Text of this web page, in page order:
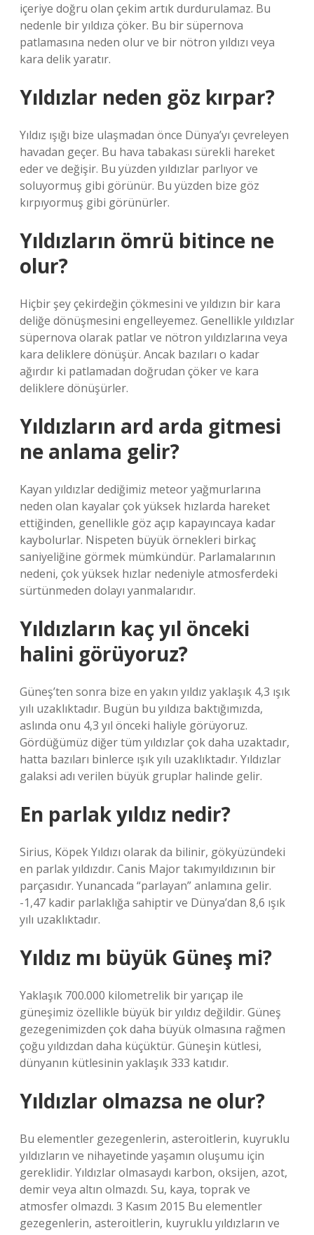
içeriye doğru olan çekim artık durdurulamaz. Bu
nedenle bir yıldıza çöker. Bu bir süpernova
patlamasına neden olur ve bir nötron yıldızı veya
kara delik yaratır.
Yıldızlar neden göz kırpar?
Yıldız ışığı bize ulaşmadan önce Dünya’yı çevreleyen
havadan geçer. Bu hava tabakası sürekli hareket
eder ve değişir. Bu yüzden yıldızlar parlıyor ve
soluyormuş gibi görünür. Bu yüzden bize göz
kırpıyormuş gibi görünürler.
Yıldızların ömrü bitince ne
olur?
Hiçbir şey çekirdeğin çökmesini ve yıldızın bir kara
deliğe dönüşmesini engelleyemez. Genellikle yıldızlar
süpernova olarak patlar ve nötron yıldızlarına veya
kara deliklere dönüşür. Ancak bazıları o kadar
ağırdır ki patlamadan doğrudan çöker ve kara
deliklere dönüşürler.
Yıldızların ard arda gitmesi
ne anlama gelir?
Kayan yıldızlar dediğimiz meteor yağmurlarına
neden olan kayalar çok yüksek hızlarda hareket
ettiğinden, genellikle göz açıp kapayıncaya kadar
kaybolurlar. Nispeten büyük örnekleri birkaç
saniyeliğine görmek mümkündür. Parlamalarının
nedeni, çok yüksek hızlar nedeniyle atmosferdeki
sürtünmeden dolayı yanmalarıdır.
Yıldızların kaç yıl önceki
halini görüyoruz?
Güneş’ten sonra bize en yakın yıldız yaklaşık 4,3 ışık
yılı uzaklıktadır. Bugün bu yıldıza baktığımızda,
aslında onu 4,3 yıl önceki haliyle görüyoruz.
Gördüğümüz diğer tüm yıldızlar çok daha uzaktadır,
hatta bazıları binlerce ışık yılı uzaklıktadır. Yıldızlar
galaksi adı verilen büyük gruplar halinde gelir.
En parlak yıldız nedir?
Sirius, Köpek Yıldızı olarak da bilinir, gökyüzündeki
en parlak yıldızdır. Canis Major takımyıldızının bir
parçasıdır. Yunancada “parlayan” anlamına gelir.
-1,47 kadir parlaklığa sahiptir ve Dünya’dan 8,6 ışık
yılı uzaklıktadır.
Yıldız mı büyük Güneş mi?
Yaklaşık 700.000 kilometrelik bir yarıçap ile
güneşimiz özellikle büyük bir yıldız değildir. Güneş
gezegenimizden çok daha büyük olmasına rağmen
çoğu yıldızdan daha küçüktür. Güneşin kütlesi,
dünyanın kütlesinin yaklaşık 333 katıdır.
Yıldızlar olmazsa ne olur?
Bu elementler gezegenlerin, asteroitlerin, kuyruklu
yıldızların ve nihayetinde yaşamın oluşumu için
gereklidir. Yıldızlar olmasaydı karbon, oksijen, azot,
demir veya altın olmazdı. Su, kaya, toprak ve
atmosfer olmazdı. 3 Kasım 2015 Bu elementler
gezegenlerin, asteroitlerin, kuyruklu yıldızların ve